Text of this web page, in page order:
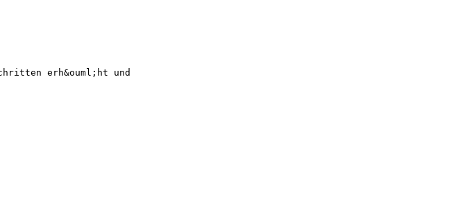
erh&ouml;ht und